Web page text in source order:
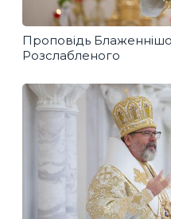
Проповідь
Розслабленого